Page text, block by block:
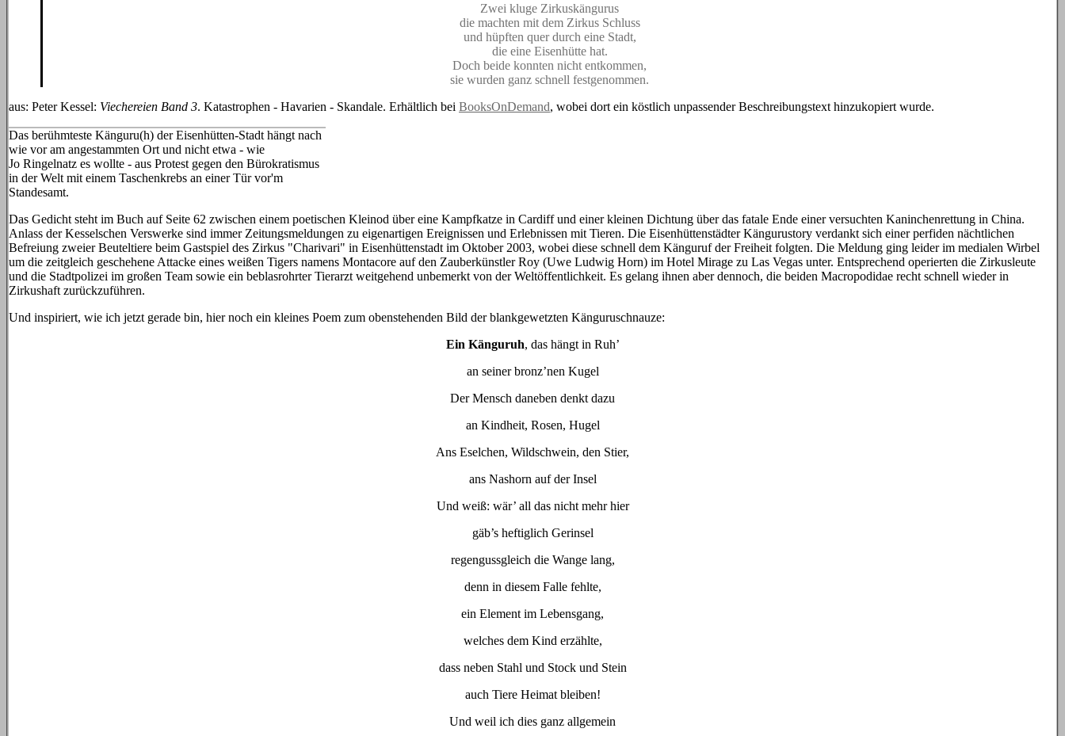
Zwei kluge Zirkuskängurus
die machten mit dem Zirkus Schluss
und hüpften quer durch eine Stadt,
die eine Eisenhütte hat.
Doch beide konnten nicht entkommen,
sie wurden ganz schnell festgenommen.
aus: Peter Kessel: Viechereien Band 3. Katastrophen - Havarien - Skandale. Erhältlich bei BooksOnDemand, wobei dort ein köstlich unpassender Beschreibungstext hinzukopiert wurde.
Das berühmteste Känguru(h) der Eisenhütten-Stadt hängt nach
wie vor am angestammten Ort und nicht etwa - wie
Jo Ringelnatz es wollte - aus Protest gegen den Bürokratismus
in der Welt mit einem Taschenkrebs an einer Tür vor'm
Standesamt.
Das Gedicht steht im Buch auf Seite 62 zwischen einem poetischen Kleinod über eine Kampfkatze in Cardiff und einer kleinen Dichtung über das fatale Ende einer versuchten Kaninchenrettung in China.
Anlass der Kesselschen Verswerke sind immer Zeitungsmeldungen zu eigenartigen Ereignissen und Erlebnissen mit Tieren. Die Eisenhüttenstädter Kängurustory verdankt sich einer perfiden nächtlichen
Befreiung zweier Beuteltiere beim Gastspiel des Zirkus "Charivari" in Eisenhüttenstadt im Oktober 2003, wobei diese schnell dem Känguruf der Freiheit folgten. Die Meldung ging leider im medialen Wirbel
um die zeitgleich geschehene Attacke eines weißen Tigers namens Montacore auf den Zauberkünstler Roy (Uwe Ludwig Horn) im Hotel Mirage zu Las Vegas unter. Entsprechend operierten die Zirkusleute
und die Stadtpolizei im großen Team sowie ein beblasrohrter Tierarzt weitgehend unbemerkt von der Weltöffentlichkeit. Es gelang ihnen aber dennoch, die beiden Macropodidae recht schnell wieder in
Zirkushaft zurückzuführen.
Und inspiriert, wie ich jetzt gerade bin, hier noch ein kleines Poem zum obenstehenden Bild der blankgewetzten Känguruschnauze:
Ein Känguruh, das hängt in Ruh’
an seiner bronz’nen Kugel
Der Mensch daneben denkt dazu
an Kindheit, Rosen, Hugel
Ans Eselchen, Wildschwein, den Stier,
ans Nashorn auf der Insel
Und weiß: wär’ all das nicht mehr hier
gäb’s heftiglich Gerinsel
regengussgleich die Wange lang,
denn in diesem Falle fehlte,
ein Element im Lebensgang,
welches dem Kind erzählte,
dass neben Stahl und Stock und Stein
auch Tiere Heimat bleiben!
Und weil ich dies ganz allgemein